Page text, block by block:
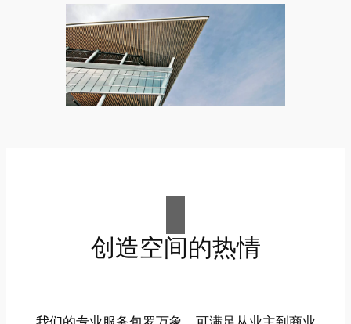
创造空间的热情